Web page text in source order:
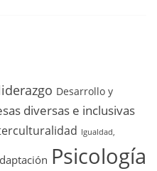
Desarrollo y
diversas e inclusivas
Igualdad,
Psicología